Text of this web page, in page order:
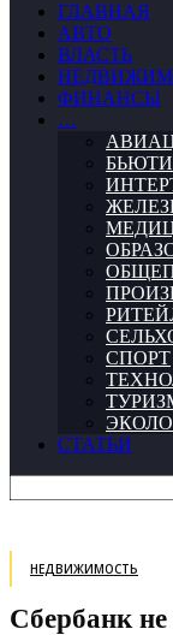
ГЛАВНАЯ
АВТО
ВЛАСТЬ
ФИНАНСЫ
…
БЬЮТИ
СПОРТ
СТАТЬИ
НЕДВИЖИМОСТЬ
Сбербанк